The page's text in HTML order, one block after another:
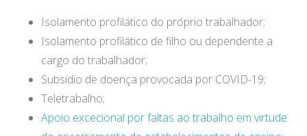
Isolamento profilático do próprio trabalhador;
Isolamento profilático de filho ou dependente a
cargo do trabalhador;
Subsídio de doença provocada por COVID-19;
Teletrabalho;
Apoio excecional por faltas ao trabalho em virtude